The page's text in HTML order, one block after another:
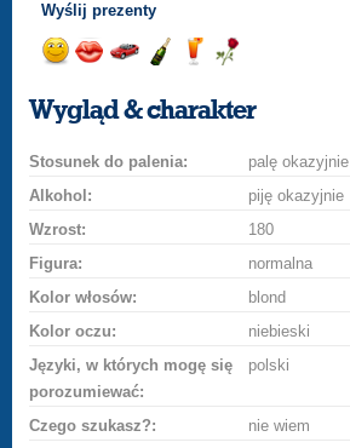
Wyślij prezenty
uśmiech
buziakasamochodem
szampana
drinka
różę
Wygląd & charakter
Stosunek do palenia:
palę okazyjnie
Alkohol:
piję okazyjnie
Wzrost:
180
Figura:
normalna
Kolor włosów:
blond
Kolor oczu:
niebieski
Języki, w których mogę się
porozumiewać:
polski
Czego szukasz?: nie wiem